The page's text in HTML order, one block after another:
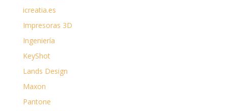
icreatia.es
Impresoras 3D
Ingeniería
KeyShot
Lands Design
Maxon
Pantone